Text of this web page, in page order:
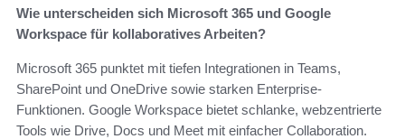
Wie unterscheiden sich Microsoft 365 und Google
Workspace für kollaboratives Arbeiten?
Microsoft 365 punktet mit tiefen Integrationen in Teams,
SharePoint und OneDrive sowie starken Enterprise-
Funktionen. Google Workspace bietet schlanke, webzentrierte
Tools wie Drive, Docs und Meet mit einfacher Collaboration.